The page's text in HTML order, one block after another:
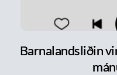
Barnalandsliðin